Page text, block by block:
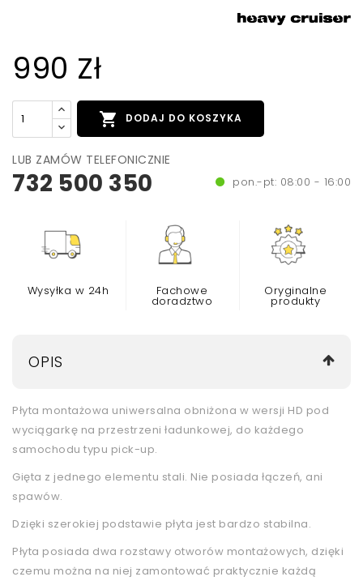
990 Zł
 DODAJ DO KOSZYKA
LUB ZAMÓW TELEFONICZNIE
732 500 350 pon.-pt: 08:00 - 16:00
Wysyłka w 24h Fachowe
doradztwo
Oryginalne
produkty
OPIS
Płyta montażowa uniwersalna obniżona w wersji HD pod
wyciągarkę na przestrzeni ładunkowej, do każdego
samochodu typu pick-up.
Gięta z jednego elementu stali. Nie posiada łączeń, ani
spawów.
Dzięki szerokiej podstawie płyta jest bardzo stabilna.
Płyta posiada dwa rozstawy otworów montażowych, dzięki
czemu można na niej zamontować praktycznie każdą